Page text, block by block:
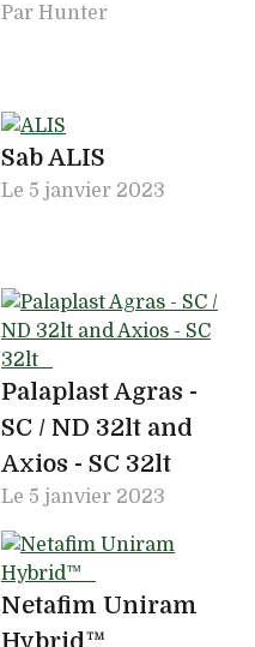
Par Hunter
Sab ALIS
Le 5 janvier 2023
Palaplast Agras -
SC / ND 32lt and
Axios - SC 32lt
Le 5 janvier 2023
Netafim Uniram